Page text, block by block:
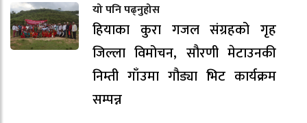
यो पनि पढ्नुहोस
हियाका कुरा गजल संग्रहको गृह
जिल्ला विमोचन, सौरणी मेटाउनकी
निम्ती गाँउमा गौड्या भिट कार्यक्रम
सम्पन्न